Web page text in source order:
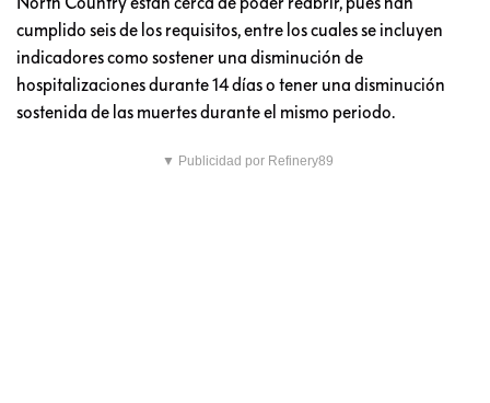
cumplido seis de los requisitos, entre los cuales se incluyen
indicadores como sostener una disminución de
hospitalizaciones durante 14 días o tener una disminución
sostenida de las muertes durante el mismo periodo.
▼ Publicidad por Refinery89